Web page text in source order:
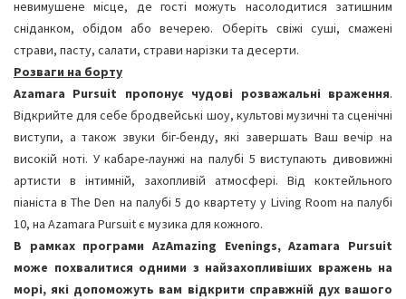
невимушене місце, де гості можуть насолодитися затишним
сніданком, обідом або вечерею. Оберіть свіжі суші, смажені
страви, пасту, салати, страви нарізки та десерти.
Розваги на борту
Azamara Pursuit пропонує чудові розважальні враження.
Відкрийте для себе бродвейські шоу, культові музичні та сценічні
виступи, а також звуки біг-бенду, які завершать Ваш вечір на
високій ноті. У кабаре-лаунжі на палубі 5 виступають дивовижні
артисти в інтимній, захопливій атмосфері. Від коктейльного
піаніста в The Den на палубі 5 до квартету у Living Room на палубі
10, на Azamara Pursuit є музика для кожного.
В рамках програми AzAmazing Evenings, Azamara Pursuit
може похвалитися одними з найзахопливіших вражень на
морі, які допоможуть вам відкрити справжній дух вашого